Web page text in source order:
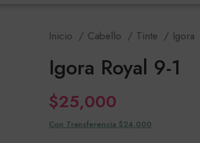
Inicio Cabello Tinte Igora
Igora Royal 9-1
$25,000
Con Transferencia $24,000